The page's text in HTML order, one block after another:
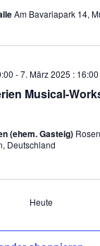
Am Bavariapark 14,
Musical-
-7. März 2025 : 16:00
(ehem. Gasteig)
Deutschland
Heute